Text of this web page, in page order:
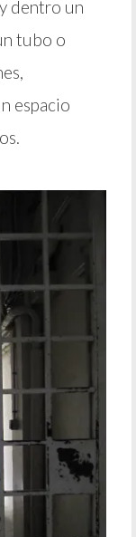
dentro un
tubo o
espacio